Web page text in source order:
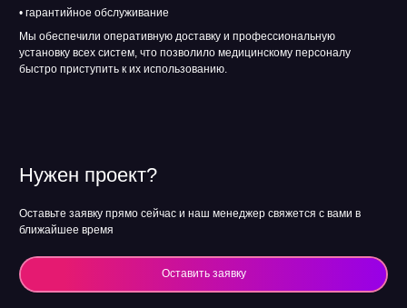
• гарантийное обслуживание
Мы обеспечили оперативную доставку и профессиональную
установку всех систем, что позволило медицинскому персоналу
быстро приступить к их использованию.
Нужен проект?
Оставьте заявку прямо сейчас и наш менеджер свяжется с вами в
ближайшее время
Оставить заявку